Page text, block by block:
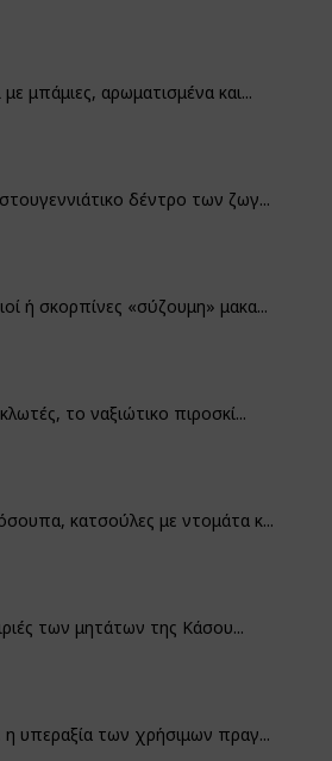
με μπάμιες, αρωματισμένα και...
δέντρο των ζωγ...
ή σκορπίνες «σύζουμη» μακα...
το ναξιώτικο πιροσκί...
κατσούλες με ντομάτα κ...
των μητάτων της Κάσου...
η υπεραξία των χρήσιμων πραγ...